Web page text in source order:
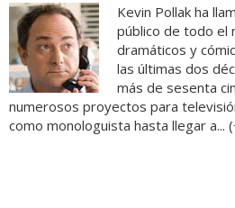
Kevin Pollak ha
público de todo el
dramáticos y
las últimas dos
más de sesenta
numerosos proyectos para
como monologuista hasta llegar a... (